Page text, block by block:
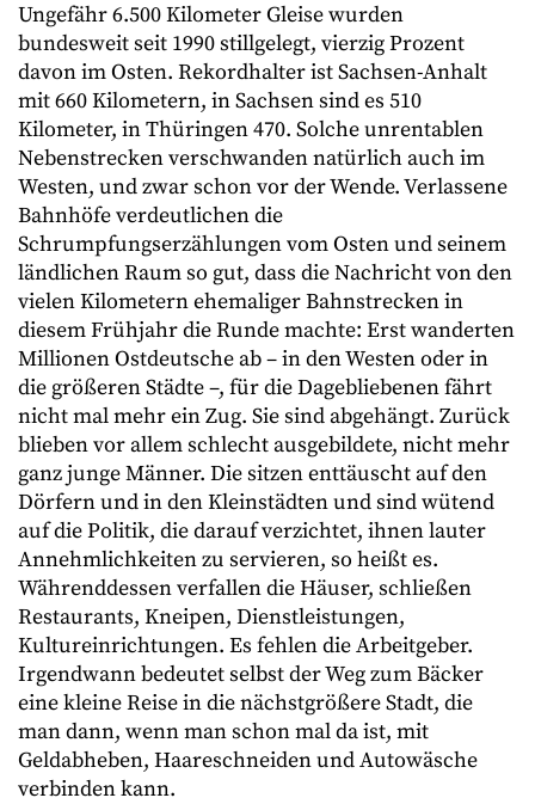
Ungefähr 6.500 Kilometer Gleise wurden
bundesweit seit 1990 stillgelegt, vierzig Prozent
davon im Osten. Rekordhalter ist Sachsen-Anhalt
mit 660 Kilometern, in Sachsen sind es 510
Kilometer, in Thüringen 470. Solche unrentablen
Nebenstrecken verschwanden natürlich auch im
Westen, und zwar schon vor der Wende. Verlassene
Bahnhöfe verdeutlichen die
Schrumpfungserzählungen vom Osten und seinem
ländlichen Raum so gut, dass die Nachricht von den
vielen Kilometern ehemaliger Bahnstrecken in
diesem Frühjahr die Runde machte: Erst wanderten
Millionen Ostdeutsche ab – in den Westen oder in
die größeren Städte –, für die Dagebliebenen fährt
nicht mal mehr ein Zug. Sie sind abgehängt. Zurück
blieben vor allem schlecht ausgebildete, nicht mehr
ganz junge Männer. Die sitzen enttäuscht auf den
Dörfern und in den Kleinstädten und sind wütend
auf die Politik, die darauf verzichtet, ihnen lauter
Annehmlichkeiten zu servieren, so heißt es.
Währenddessen verfallen die Häuser, schließen
Restaurants, Kneipen, Dienstleistungen,
Kultureinrichtungen. Es fehlen die Arbeitgeber.
Irgendwann bedeutet selbst der Weg zum Bäcker
eine kleine Reise in die nächstgrößere Stadt, die
man dann, wenn man schon mal da ist, mit
Geldabheben, Haareschneiden und Autowäsche
verbinden kann.